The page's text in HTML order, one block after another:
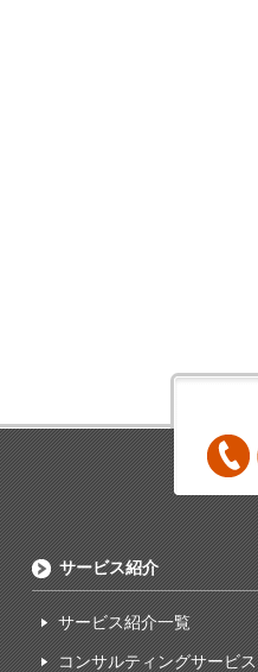
サービス紹介
サービス紹介一覧
コンサルティングサービス